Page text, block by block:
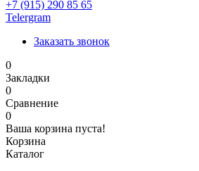
+7 (915) 290 85 65
Telergram
Заказать звонок
0
Закладки
0
Сравнение
0
Ваша корзина пуста!
Корзина
Каталог